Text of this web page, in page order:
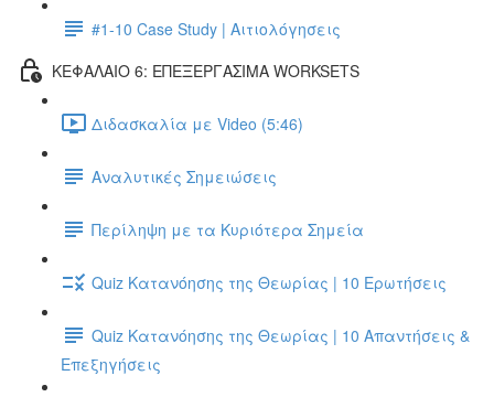
#1-10 Case Study | Αιτιολόγησεις
ΚΕΦΑΛΑΙΟ 6: ΕΠΕΞΕΡΓΑΣΙΜΑ WORKSETS
Διδασκαλία με Video (5:46)
Αναλυτικές Σημειώσεις
Περίληψη με τα Κυριότερα Σημεία
Quiz Κατανόησης της Θεωρίας | 10 Ερωτήσεις
Quiz Κατανόησης της Θεωρίας | 10 Απαντήσεις &
Επεξηγήσεις